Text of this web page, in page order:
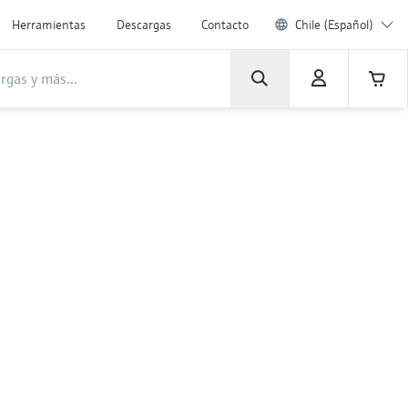
Herramientas Descargas Contacto Chile (Español)